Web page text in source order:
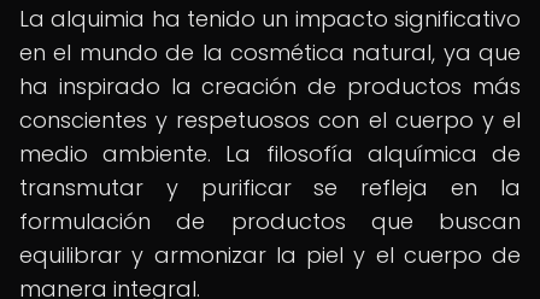
La alquimia ha tenido un impacto significativo
en el mundo de la cosmética natural, ya que
ha inspirado la creación de productos más
conscientes y respetuosos con el cuerpo y el
medio ambiente. La filosofía alquímica de
transmutar y purificar se refleja en la
formulación de productos que buscan
equilibrar y armonizar la piel y el cuerpo de
manera integral.